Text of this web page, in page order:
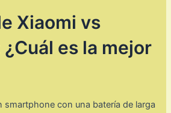
Xiaomi vs
es la mejor
smartphone con una batería de larga